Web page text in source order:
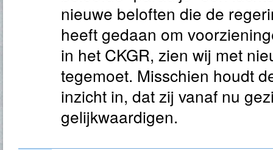
nieuwe beloften die de
heeft gedaan om
in het CKGR, zien wij met
tegemoet. Misschien houdt
inzicht in, dat zij vanaf nu
gelijkwaardigen.